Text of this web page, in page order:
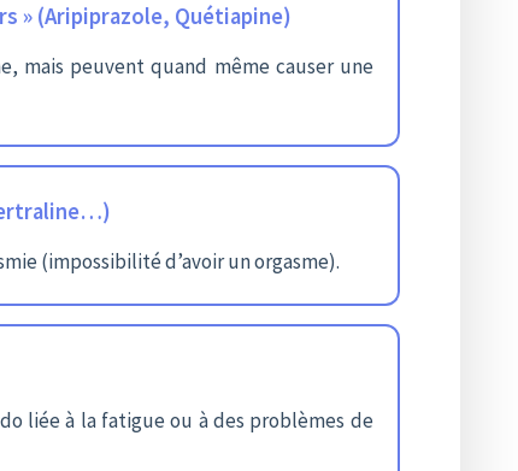
» (Aripiprazole, Quétiapine)
mais peuvent quand même causer une
(impossibilité d’avoir un orgasme).
liée à la fatigue ou à des problèmes de